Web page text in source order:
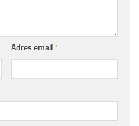
Adres email *